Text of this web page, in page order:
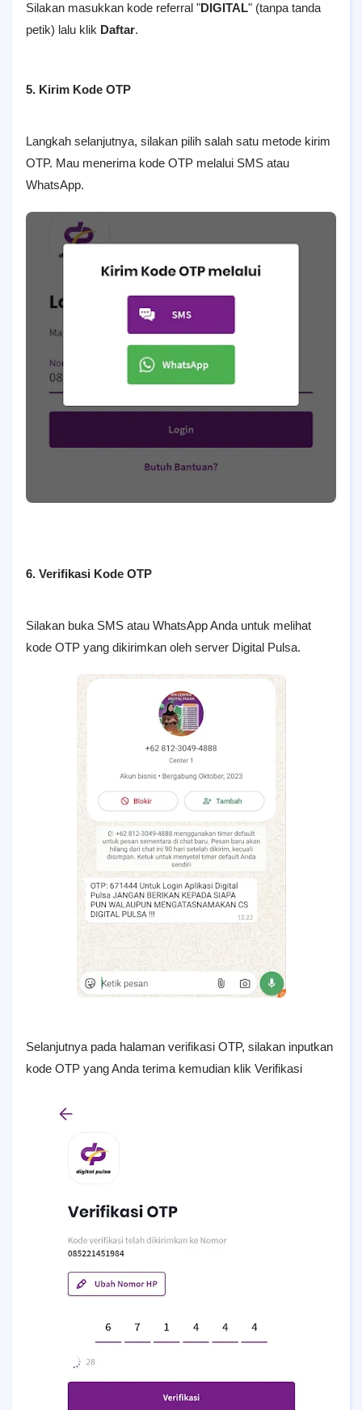
Silakan masukkan kode referral "DIGITAL" (tanpa tanda
petik) lalu klik Daftar.
5. Kirim Kode OTP
Langkah selanjutnya, silakan pilih salah satu metode kirim
OTP. Mau menerima kode OTP melalui SMS atau
WhatsApp.
6. Verifikasi Kode OTP
Silakan buka SMS atau WhatsApp Anda untuk melihat
kode OTP yang dikirimkan oleh server Digital Pulsa.
Selanjutnya pada halaman verifikasi OTP, silakan inputkan
kode OTP yang Anda terima kemudian klik Verifikasi